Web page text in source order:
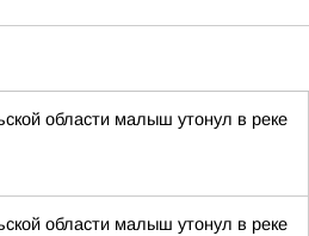
области малыш утонул в реке
области малыш утонул в реке